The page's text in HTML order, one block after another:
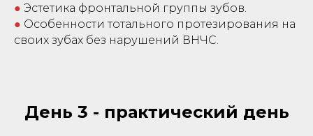
● Эстетика фронтальной группы зубов.
● Особенности тотального протезирования на
своих зубах без нарушений ВНЧС.
День 3 - практический день